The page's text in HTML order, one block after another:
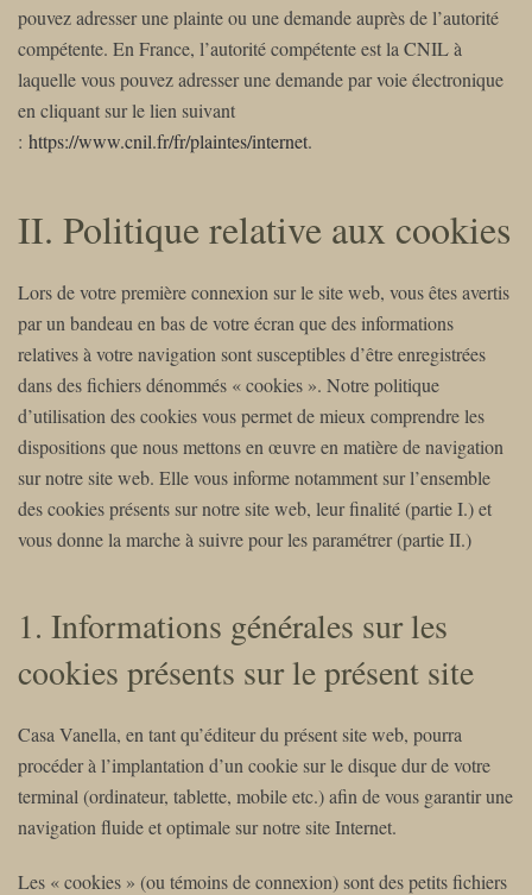
pouvez adresser une plainte ou une demande auprès de l’autorité
compétente. En France, l’autorité compétente est la CNIL à
laquelle vous pouvez adresser une demande par voie électronique
en cliquant sur le lien suivant
: https://www.cnil.fr/fr/plaintes/internet.
II. Politique relative aux cookies
Lors de votre première connexion sur le site web, vous êtes avertis
par un bandeau en bas de votre écran que des informations
relatives à votre navigation sont susceptibles d’être enregistrées
dans des fichiers dénommés « cookies ». Notre politique
d’utilisation des cookies vous permet de mieux comprendre les
dispositions que nous mettons en œuvre en matière de navigation
sur notre site web. Elle vous informe notamment sur l’ensemble
des cookies présents sur notre site web, leur finalité (partie I.) et
vous donne la marche à suivre pour les paramétrer (partie II.)
1. Informations générales sur les
cookies présents sur le présent site
Casa Vanella, en tant qu’éditeur du présent site web, pourra
procéder à l’implantation d’un cookie sur le disque dur de votre
terminal (ordinateur, tablette, mobile etc.) afin de vous garantir une
navigation fluide et optimale sur notre site Internet.
Les « cookies » (ou témoins de connexion) sont des petits fichiers